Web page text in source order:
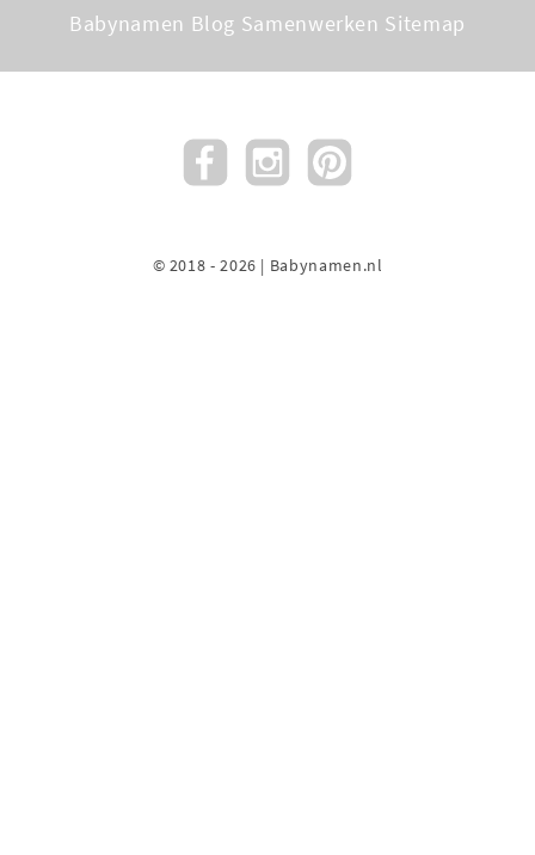
Babynamen Blog Samenwerken Sitemap
© 2018 - 2026 | Babynamen.nl